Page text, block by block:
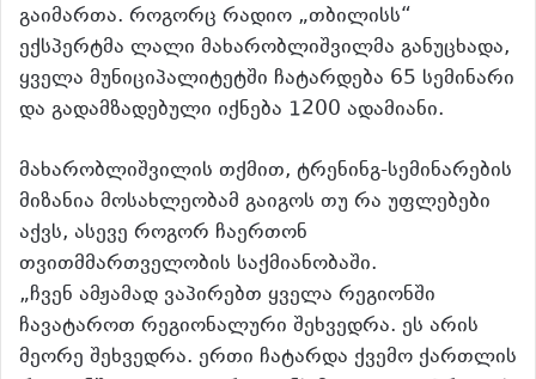
გაიმართა. როგორც რადიო „თბილისს“
ექსპერტმა ლალი მახარობლიშვილმა განუცხადა,
ყველა მუნიციპალიტეტში ჩატარდება 65 სემინარი
და გადამზადებული იქნება 1200 ადამიანი.
მახარობლიშვილის თქმით, ტრენინგ-სემინარების
მიზანია მოსახლეობამ გაიგოს თუ რა უფლებები
აქვს, ასევე როგორ ჩაერთონ
თვითმმართველობის საქმიანობაში.
„ჩვენ ამჟამად ვაპირებთ ყველა რეგიონში
ჩავატაროთ რეგიონალური შეხვედრა. ეს არის
მეორე შეხვედრა. ერთი ჩატარდა ქვემო ქართლის